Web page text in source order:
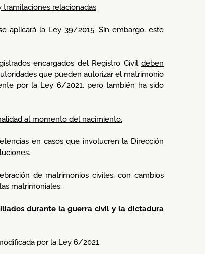
relacionadas.
aplicará la Ley 39/2015. Sin embargo, este
encargados del Registro Civildeben
que pueden autorizar el matrimonio
por la Ley 6/2021, pero también ha sido
al momento del nacimiento.
en casos que involucren la Dirección
de matrimonios civiles, con cambios
matrimoniales.
durante la guerra civil y la dictadura
por la Ley 6/2021.